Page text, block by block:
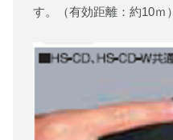
す。（有効距離：約10ｍ）